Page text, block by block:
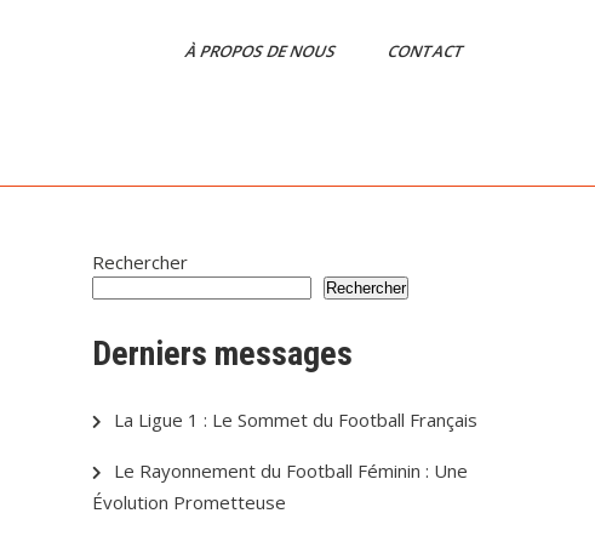
À PROPOS DE NOUS CONTACT
Rechercher
Rechercher
Derniers messages
La Ligue 1 : Le Sommet du Football Français
Le Rayonnement du Football Féminin : Une
Évolution Prometteuse